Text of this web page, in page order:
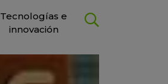
Tecnologías e
innovación